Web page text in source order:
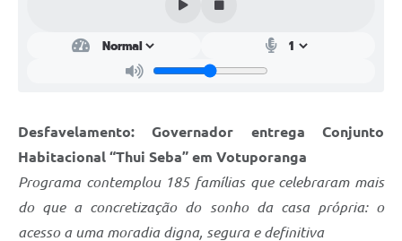
Desfavelamento: Governador entrega Conjunto
Habitacional “Thui Seba” em Votuporanga
Programa contemplou 185 famílias que celebraram mais
do que a concretização do sonho da casa própria: o
acesso a uma moradia digna, segura e definitiva